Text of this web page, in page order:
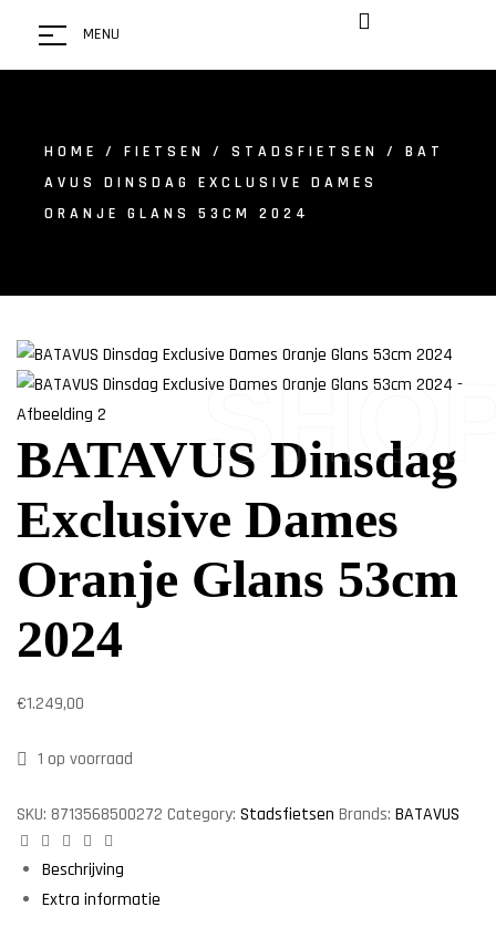
MENU
HOME / FIETSEN / STADSFIETSEN
/ BAT
AVUS DINSDAG EXCLUSIVE DAMES
ORANJE GLANS 53CM 2024
BATAVUS Dinsdag
Exclusive Dames
Oranje Glans 53cm
2024
€1.249,00
1 op voorraad
SKU: 8713568500272 Category: Stadsfietsen Brands: BATAVUS
Facebook
TwitterLinkedinGoogle+
Beschrijving
Extra informatie